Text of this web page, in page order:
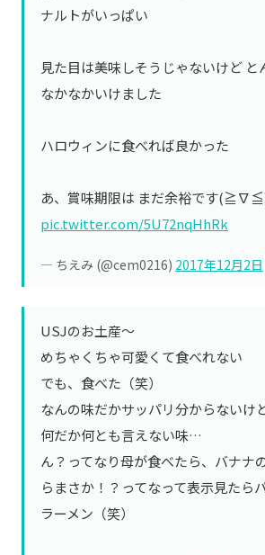
ナルトがいっぱい
見た目は美味しそうじゃないけど と
なかなかいけました
ハロウィンに食べれば良かった
あ、賞味期限は まだ余裕です
pic.twitter.com/5U72nqHhRk
— ちえみ (@cem0216) 2017年12月2日
USJのお土産〜
めちゃくちゃ可愛くて食べれない
でも、食べた（笑）
なんの味だかサッパリ分からないけ
何だか何とも言えない味…
ん？ってなり母が食べたら、バナナ
らまさか！？ってなって表示見たら
ラーメン（笑）